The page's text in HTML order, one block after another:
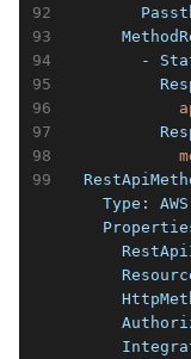
-
    Type: